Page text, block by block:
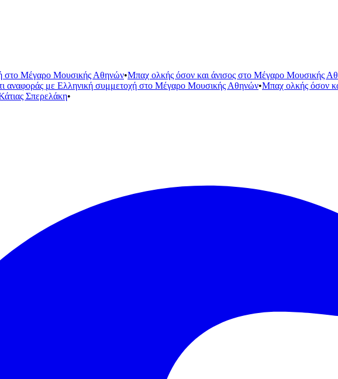
στο Μέγαρο Μουσικής Αθηνών•Μπαχ ολκής όσον και άνισος στο Μέγαρο Μουσικής
αναφοράς με Ελληνική συμμετοχή στο Μέγαρο Μουσικής Αθηνών•Μπαχ ολκής όσον
Σπερελάκη•